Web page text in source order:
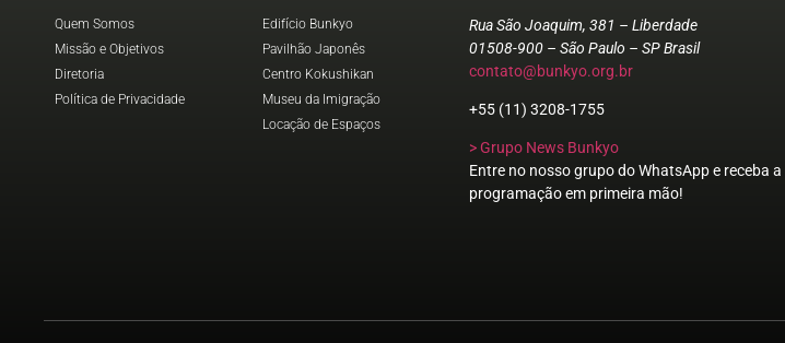
Quem Somos
Missão e Objetivos
Diretoria
Política de Privacidade
Edifício Bunkyo
Pavilhão Japonês
Centro Kokushikan
Museu da Imigração
Locação de Espaços
Rua São Joaquim, 381 – Liberdade
01508-900 – São Paulo – SP Brasil
contato@bunkyo.org.br
+55 (11) 3208-1755
> Grupo News Bunkyo
Entre no nosso grupo do WhatsApp e receba a
programação em primeira mão!